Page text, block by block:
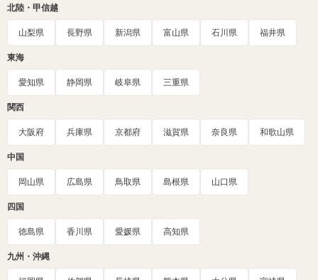
北陸・甲信越
山梨県 長野県 新潟県 富山県 石川県 福井県
東海
愛知県 静岡県 岐阜県 三重県
関西
大阪府 兵庫県 京都府 滋賀県 奈良県 和歌山県
中国
岡山県 広島県 鳥取県 島根県 山口県
四国
徳島県 香川県 愛媛県 高知県
九州・沖縄